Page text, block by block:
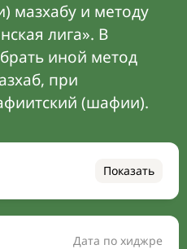
мазхабу и методу
лига». В
иной метод
при
(шафии).
Показать
Дата по хиджре